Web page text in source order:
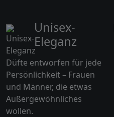
Unisex-
Eleganz
Düfte entworfen für jede
Persönlichkeit – Frauen
und Männer, die etwas
Außergewöhnliches
wollen.